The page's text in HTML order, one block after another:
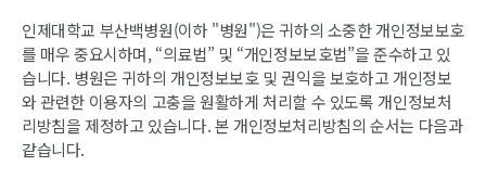
인제대학교 부산백병원(이하 "병원")은 귀하의 소중한 개인정보보호
를 매우 중요시하며, “의료법” 및 “개인정보보호법”을 준수하고 있
습니다. 병원은 귀하의 개인정보보호 및 권익을 보호하고 개인정보
와 관련한 이용자의 고충을 원활하게 처리할 수 있도록 개인정보처
리방침을 제정하고 있습니다. 본 개인정보처리방침의 순서는 다음과
같습니다.